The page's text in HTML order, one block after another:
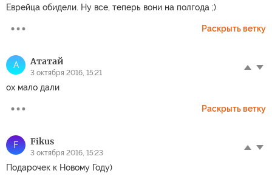
Еврейца обидели. Ну все, теперь вони на полгода ;)
Раскрыть ветку
А Ататай
3 октября 2016, 15:21
ох мало дали
Раскрыть ветку
F Fikus
3 октября 2016, 15:23
Подарочек к Новому Году)